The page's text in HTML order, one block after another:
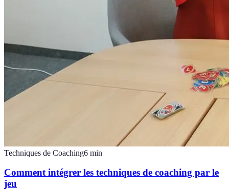
Techniques de Coaching6 min
Comment intégrer les techniques de coaching par le
jeu